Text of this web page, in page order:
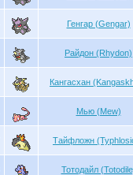
Генгар (Gengar)
Райдон (Rhydon)
Кангасхан
Мью (Mew)
Тайфложн
Тотодайл